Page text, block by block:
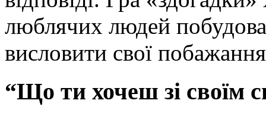
люблячих людей
висловити свої
“Що ти хочеш зі своїм